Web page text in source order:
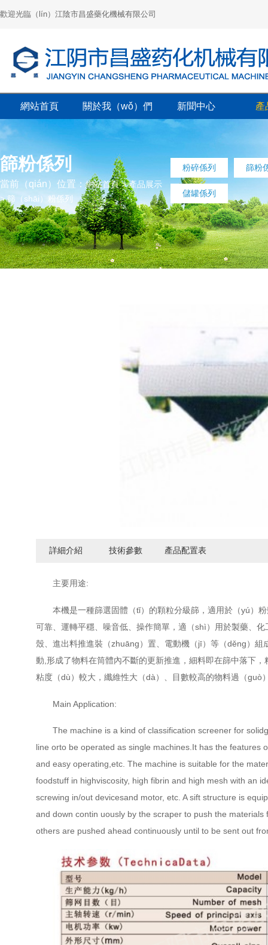
歡迎光臨（lín）江陰市昌盛藥化機械有限公司
網站首頁 關於我（wǒ）們 新聞中心 產
粉碎係列 篩粉
儲罐係列
篩粉係列
當前（qián）位置：網站首頁>產品展示
>篩（shāi）粉係列
詳細介紹 技術參數 產品配置表
主要用途:
本機是一種篩選固體（tǐ）的顆粒分級篩，適用於（yú）
可靠、運轉平穩、噪音低、操作簡單，適（shì）用於製藥、
殼、進出料推進裝（zhuāng）置、電動機（jī）等（děng）
動,形成了物料在筒體內不斷的更新推進，細料即在篩中落下
粘度（dù）較大，纖維性大（dà）、目數較高的物料過（guò
Main Application:
The machine is a kind of classification screener for
line orto be operated as single machines.It has the features
and easy operating,etc. The machine is suitable for the
foodstuff in highviscosity, high fibrin and high mesh with an
screwing in/out devicesand motor, etc. A sift structure is
and down contin uously by the scraper to push the
others are pushed ahead continuously until to be sent out